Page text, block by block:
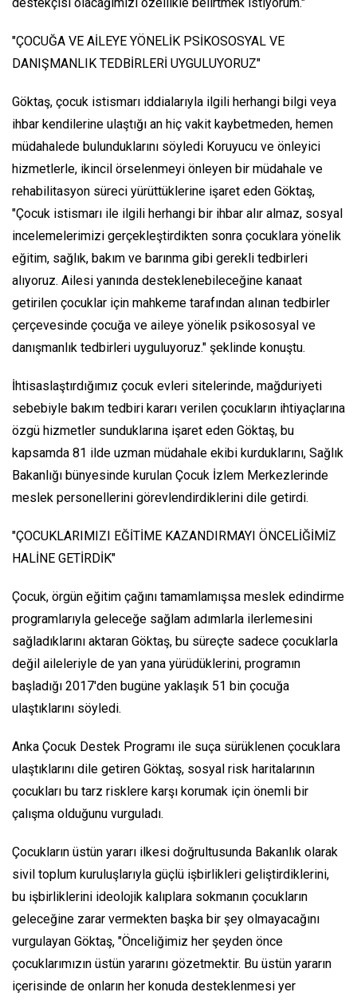
destekçisi olacağımızı özellikle belirtmek istiyorum."
"ÇOCUĞA VE AİLEYE YÖNELİK PSİKOSOSYAL VE
DANIŞMANLIK TEDBİRLERİ UYGULUYORUZ"
Göktaş, çocuk istismarı iddialarıyla ilgili herhangi bilgi veya
ihbar kendilerine ulaştığı an hiç vakit kaybetmeden, hemen
müdahalede bulunduklarını söyledi Koruyucu ve önleyici
hizmetlerle, ikincil örselenmeyi önleyen bir müdahale ve
rehabilitasyon süreci yürüttüklerine işaret eden Göktaş,
"Çocuk istismarı ile ilgili herhangi bir ihbar alır almaz, sosyal
incelemelerimizi gerçekleştirdikten sonra çocuklara yönelik
eğitim, sağlık, bakım ve barınma gibi gerekli tedbirleri
alıyoruz. Ailesi yanında desteklenebileceğine kanaat
getirilen çocuklar için mahkeme tarafından alınan tedbirler
çerçevesinde çocuğa ve aileye yönelik psikososyal ve
danışmanlık tedbirleri uyguluyoruz." şeklinde konuştu.
İhtisaslaştırdığımız çocuk evleri sitelerinde, mağduriyeti
sebebiyle bakım tedbiri kararı verilen çocukların ihtiyaçlarına
özgü hizmetler sunduklarına işaret eden Göktaş, bu
kapsamda 81 ilde uzman müdahale ekibi kurduklarını, Sağlık
Bakanlığı bünyesinde kurulan Çocuk İzlem Merkezlerinde
meslek personellerini görevlendirdiklerini dile getirdi.
"ÇOCUKLARIMIZI EĞİTİME KAZANDIRMAYI ÖNCELİĞİMİZ
HALİNE GETİRDİK"
Çocuk, örgün eğitim çağını tamamlamışsa meslek edindirme
programlarıyla geleceğe sağlam adımlarla ilerlemesini
sağladıklarını aktaran Göktaş, bu süreçte sadece çocuklarla
değil aileleriyle de yan yana yürüdüklerini, programın
başladığı 2017'den bugüne yaklaşık 51 bin çocuğa
ulaştıklarını söyledi.
Anka Çocuk Destek Programı ile suça sürüklenen çocuklara
ulaştıklarını dile getiren Göktaş, sosyal risk haritalarının
çocukları bu tarz risklere karşı korumak için önemli bir
çalışma olduğunu vurguladı.
Çocukların üstün yararı ilkesi doğrultusunda Bakanlık olarak
sivil toplum kuruluşlarıyla güçlü işbirlikleri geliştirdiklerini,
bu işbirliklerini ideolojik kalıplara sokmanın çocukların
geleceğine zarar vermekten başka bir şey olmayacağını
vurgulayan Göktaş, "Önceliğimiz her şeyden önce
çocuklarımızın üstün yararını gözetmektir. Bu üstün yararın
içerisinde de onların her konuda desteklenmesi yer